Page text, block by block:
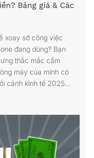
Bảng giá & Các
xoay sở công việc
đang dùng? Bạn
thắc mắc cầm
máy của mình có
cảnh kinh tế 2025...